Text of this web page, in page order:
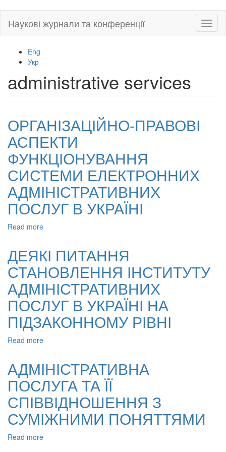
main
Наукові журнали та конференції
Eng
Укр
administrative services
ОРГАНІЗАЦІЙНО-ПРАВОВІ
АСПЕКТИ
ФУНКЦІОНУВАННЯ
СИСТЕМИ ЕЛЕКТРОННИХ
АДМІНІСТРАТИВНИХ
ПОСЛУГ В УКРАЇНІ
Read more
АСПЕКТИ
ФУНКЦІОНУВАННЯ
СИСТЕМИ
ЕЛЕКТРОННИХ
АДМІНІСТРАТИВНИХ
ПОСЛУГ
В
УКРАЇНІ
ДЕЯКІ ПИТАННЯ
СТАНОВЛЕННЯ ІНСТИТУТУ
АДМІНІСТРАТИВНИХ
ПОСЛУГ В УКРАЇНІ НА
ПІДЗАКОННОМУ РІВНІ
Read more
СТАНОВЛЕННЯ
ІНСТИТУТУ
АДМІНІСТРАТИВНИХ
ПОСЛУГ
В
УКРАЇНІ
АДМІНІСТРАТИВНА
ПОСЛУГА ТА ЇЇ
СПІВВІДНОШЕННЯ З
СУМІЖНИМИ ПОНЯТТЯМИ
Read more